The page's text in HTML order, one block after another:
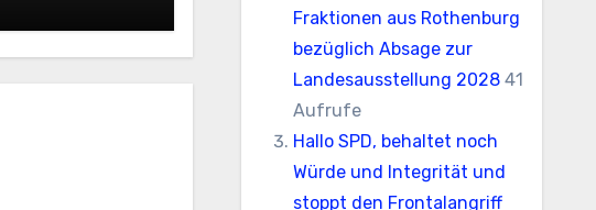
Fraktionen aus Rothenburg
bezüglich Absage zur
Landesausstellung 2028 41
Aufrufe
Hallo SPD, behaltet noch
Würde und Integrität und
stoppt den Frontalangriff